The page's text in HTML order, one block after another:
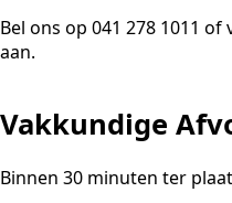
Bel ons op 041 278 1011
aan.
Vakkundige
Binnen 30 minuten ter